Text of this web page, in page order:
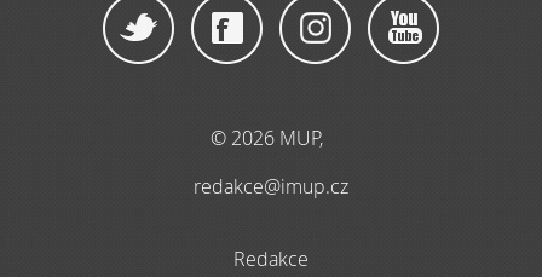
© 2026 MUP,
redakce@imup.cz
Redakce